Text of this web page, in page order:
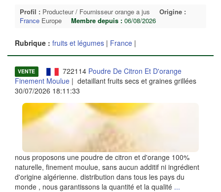
Profil : Producteur / Fournisseur orange a jus
Origine :
France Europe Membre depuis : 06/08/2026
Rubrique : fruits et légumes | France |
VENTE 722114 Poudre De Citron Et D'orange
Finement Moulue | detaillant fruits secs et graines grillées
30/07/2026 18:11:33
nous proposons une poudre de citron et d'orange 100%
naturelle, finement moulue, sans aucun additif ni ingrédient
d'origine algérienne. distribution dans tous les pays du
monde , nous garantissons la quantité et la qualité ...